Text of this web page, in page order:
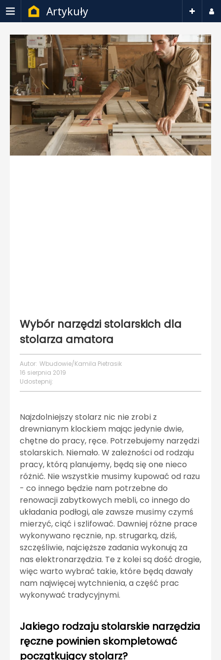
Artykuły
Wybór narzędzi stolarskich dla
stolarza amatora
Autor: Wbudowie/Kamila Pietrasik
16 sierpnia 2019
Udostepnij:
Najzdolniejszy stolarz nic nie zrobi z
drewnianym klockiem mając jedynie dwie,
chętne do pracy, ręce. Potrzebujemy narzędzi
stolarskich. Niemało. W zależności od rodzaju
pracy, którą planujemy, będą się one nieco
różnić. Nie wszystkie musimy kupować od razu
- co innego będzie nam potrzebne do
renowacji zabytkowych mebli, co innego do
układania podłogi, ale zawsze musimy czymś
mierzyć, ciąć i szlifować. Dawniej różne prace
wykonywano ręcznie, np. strugarką, dziś,
szczęśliwie, najcięższe zadania wykonują za
nas elektronarzędzia. Te z kolei są dość drogie,
więc warto wybrać takie, które będą dawały
nam najwięcej wytchnienia, a część prac
wykonywać tradycyjnymi.
Jakiego rodzaju stolarskie narzędzia
ręczne powinien skompletować
początkujący stolarz?